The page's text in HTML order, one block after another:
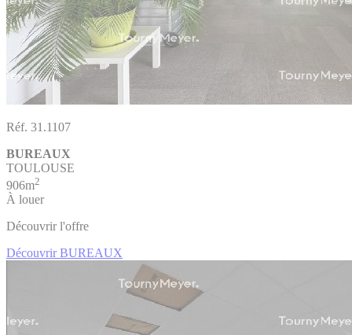
Réf. 31.1107
BUREAUX
TOULOUSE
906m2
À louer
Découvrir l'offre
Découvrir BUREAUX